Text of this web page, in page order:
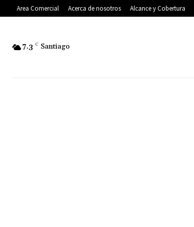
Area Comercial Acerca de nosotros Alcance y Cobertura
7.3 C Santiago